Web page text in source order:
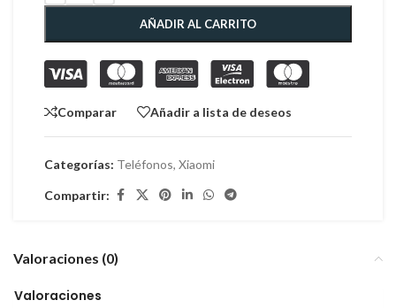
AÑADIR AL CARRITO
Comparar Añadir a lista de deseos
Categorías: Teléfonos, Xiaomi
Compartir:
Valoraciones (0)
Valoraciones